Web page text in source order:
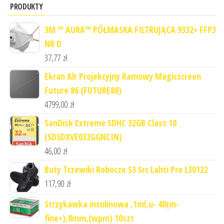
PRODUKTY
3M ™ AURA™ PÓŁMASKA FILTRUJĄCA 9332+ FFP3
NR D
37,77 zł
Ekran Alr Projekcyjny Ramowy Magicscreen
Future 86 (FUTURE86)
4799,00 zł
SanDisk Extreme SDHC 32GB Class 10
(SDSDXVE032GGNCIN)
46,00 zł
Buty Trzewiki Robocze S3 Src Lahti Pro L30122
117,90 zł
Strzykawka insulinowa ,1ml,u- 40(m-
fine+),8mm,(wpm) 10szt